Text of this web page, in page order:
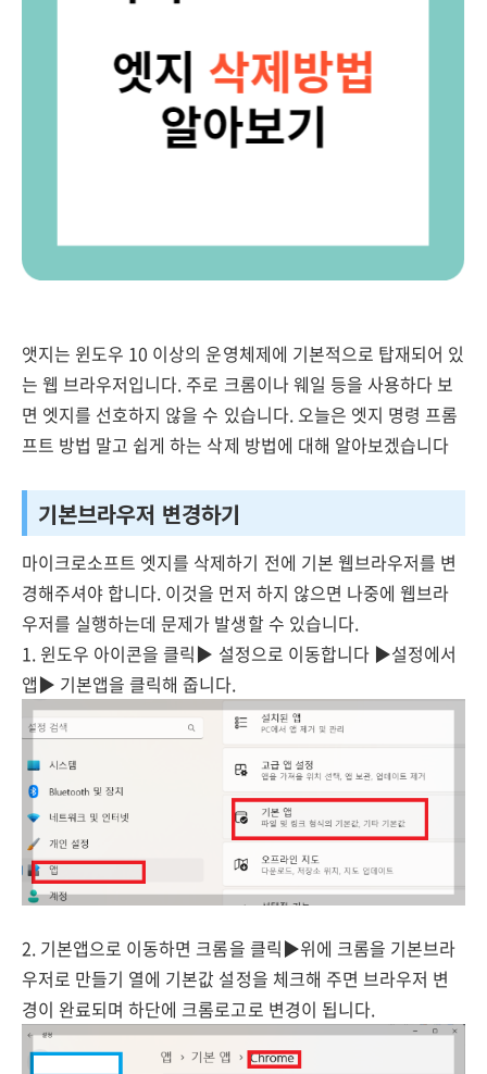
앳지는 윈도우 10 이상의 운영체제에 기본적으로 탑재되어 있
는 웹 브라우저입니다. 주로 크롬이나 웨일 등을 사용하다 보
면 엣지를 선호하지 않을 수 있습니다. 오늘은 엣지 명령 프롬
프트 방법 말고 쉽게 하는 삭제 방법에 대해 알아보겠습니다
기본브라우저 변경하기
마이크로소프트 엣지를 삭제하기 전에 기본 웹브라우저를 변
경해주셔야 합니다. 이것을 먼저 하지 않으면 나중에 웹브라
우저를 실행하는데 문제가 발생할 수 있습니다.
1. 윈도우 아이콘을 클릭▶ 설정으로 이동합니다 ▶설정에서
앱▶ 기본앱을 클릭해 줍니다.
2. 기본앱으로 이동하면 크롬을 클릭▶위에 크롬을 기본브라
우저로 만들기 열에 기본값 설정을 체크해 주면 브라우저 변
경이 완료되며 하단에 크롬로고로 변경이 됩니다.